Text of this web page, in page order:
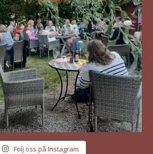
Följ oss på Instagram